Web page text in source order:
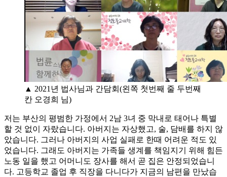
▲ 2021년 법사님과 간담회(왼쪽 첫번째 줄 두번째
칸 오경희 님)
저는 부산의 평범한 가정에서 2남 3녀 중 막내로 태어나 특별
할 것 없이 자랐습니다. 아버지는 자상했고, 술, 담배를 하지 않
았습니다. 그러나 아버지의 사업 실패로 한때 어려운 적도 있
었습니다. 그래도 아버지는 가족들 생계를 책임지기 위해 힘든
노동 일을 했고 어머니도 장사를 해서 곧 집은 안정되었습니
다. 고등학교 졸업 후 직장을 다니다가 지금의 남편을 만났습